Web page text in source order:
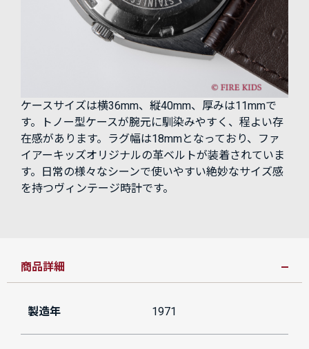
ケースサイズは横36mm、縦40mm、厚みは11mmで
す。トノー型ケースが腕元に馴染みやすく、程よい存
在感があります。ラグ幅は18mmとなっており、ファ
イアーキッズオリジナルの革ベルトが装着されていま
す。日常の様々なシーンで使いやすい絶妙なサイズ感
を持つヴィンテージ時計です。
商品詳細
製造年 1971